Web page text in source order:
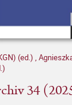
(ed.) ,
34